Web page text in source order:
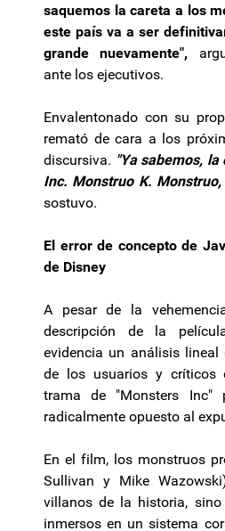
saquemos la careta a los
este país va a ser
grande nuevamente",
ante los ejecutivos.
Envalentonado con su
remató de cara a los
discursiva. "Ya sabemos,
Inc. Monstruo K.
sostuvo.
El error de concepto de
de Disney
A pesar de la
descripción de la
evidencia un análisis
de los usuarios y críticos
trama de "Monsters Inc"
radicalmente opuesto al
En el film, los monstruos
Sullivan y Mike
villanos de la historia,
inmersos en un sistema